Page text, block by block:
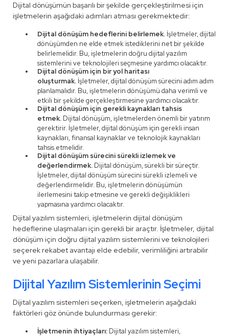
Dijital dönüşümün başarılı bir şekilde gerçekleştirilmesi için
işletmelerin aşağıdaki adımları atması gerekmektedir:
Dijital dönüşüm hedeflerini belirlemek. İşletmeler, dijital
dönüşümden ne elde etmek istediklerini net bir şekilde
belirlemelidir. Bu, işletmelerin doğru dijital yazılım
sistemlerini ve teknolojileri seçmesine yardımcı olacaktır.
Dijital dönüşüm için bir yol haritası
oluşturmak. İşletmeler, dijital dönüşüm sürecini adım adım
planlamalıdır. Bu, işletmelerin dönüşümü daha verimli ve
etkili bir şekilde gerçekleştirmesine yardımcı olacaktır.
Dijital dönüşüm için gerekli kaynakları tahsis
etmek. Dijital dönüşüm, işletmelerden önemli bir yatırım
gerektirir. İşletmeler, dijital dönüşüm için gerekli insan
kaynakları, finansal kaynaklar ve teknolojik kaynakları
tahsis etmelidir.
Dijital dönüşüm sürecini sürekli izlemek ve
değerlendirmek. Dijital dönüşüm, sürekli bir süreçtir.
İşletmeler, dijital dönüşüm sürecini sürekli izlemeli ve
değerlendirmelidir. Bu, işletmelerin dönüşümün
ilerlemesini takip etmesine ve gerekli değişiklikleri
yapmasına yardımcı olacaktır.
Dijital yazılım sistemleri, işletmelerin dijital dönüşüm
hedeflerine ulaşmaları için gerekli bir araçtır. İşletmeler, dijital
dönüşüm için doğru dijital yazılım sistemlerini ve teknolojileri
seçerek rekabet avantajı elde edebilir, verimliliğini artırabilir
ve yeni pazarlara ulaşabilir.
Dijital Yazılım Sistemlerinin Seçimi
Dijital yazılım sistemleri seçerken, işletmelerin aşağıdaki
faktörleri göz önünde bulundurması gerekir:
İşletmenin ihtiyaçları: Dijital yazılım sistemleri,